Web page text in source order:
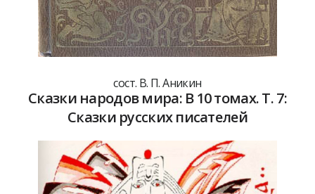
сост. В. П. Аникин
Сказки народов мира: В 10 томах. Т. 7:
Сказки русских писателей